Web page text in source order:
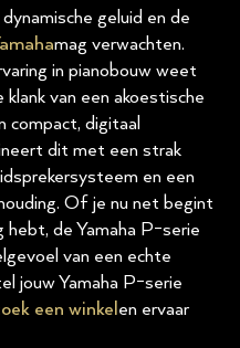
geluid en de
mag verwachten.
in pianobouw weet
klank van een akoestische
compact, digitaal
dit met een strak
en een
Of je nu net begint
hebt, de Yamaha P-serie
van een echte
jouw Yamaha P-serie
een winkelen ervaar